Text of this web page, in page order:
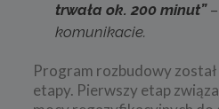
trwała ok. 200 minut”–
komunikacie.
Program rozbudowy
etapy. Pierwszy etap